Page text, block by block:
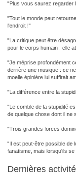
"Plus vous saurez regarder
"Tout le monde peut
l'endroit !"
"La critique peut être
pour le corps humain : elle
"Je méprise profondément
derrière une musique : ce
moelle épinière lui suffirait
"La différence entre la
"Le comble de la stupidité
de quelque chose dont il ne
"Trois grandes forces
"Il est peut-être possible de
fanatisme, mais lorsqu'ils
Dernières